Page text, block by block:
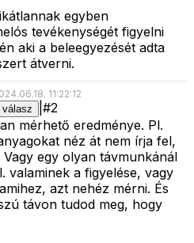
egyben
tevékenységét figyelni
aki a beleegyezését adta
átverni.
11:22:12
válasz #2
mérhető eredménye. Pl.
néz át nem írja fel,
egy olyan távmunkánál
valaminek a figyelése, vagy
azt nehéz mérni. És
távon tudod meg, hogy